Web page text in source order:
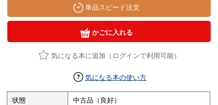
単品スピード注文
かごに入れる
気になる本に追加（ログインで利用可能）
気になる本の使い方
状態 中古品（良好）